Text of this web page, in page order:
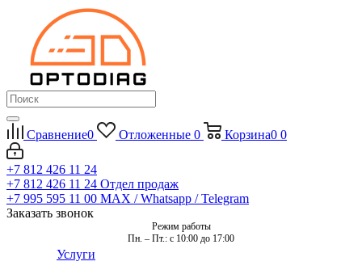
Сравнение0 Отложенные 0 Корзина0 0
+7 812 426 11 24
+7 812 426 11 24 Отдел продаж
+7 995 595 11 00 MAX / Whatsapp / Telegram
Заказать звонок
Режим работы
Пн. – Пт.: с 10:00 до 17:00
Услуги